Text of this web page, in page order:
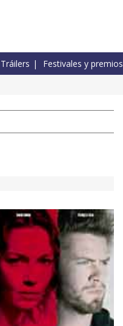
Tráilers Festivales y premios